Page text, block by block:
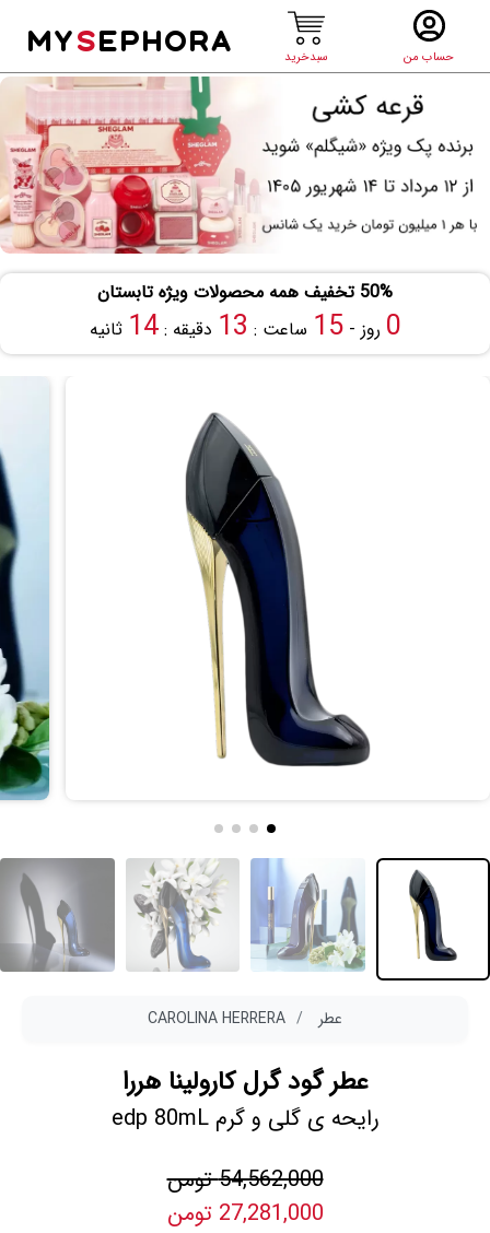
حساب من سبدخرید
MYSEPHORA
50% تخفیف همه محصولات ویژه تابستان
0 روز -15 ساعت : 13 دقیقه :13 ثانیه
عطر CAROLINA HERRERA
عطر گود گرل کارولینا هررا
رایحه ی گلی و گرم edp 80mL
54,562,000 تومن
27,281,000 تومن